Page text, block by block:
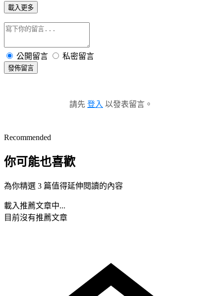
載入更多
公開留言 私密留言
發佈留言
請先 登入 以發表留言。
Recommended
你可能也喜歡
為你精選 3 篇值得延伸閱讀的內容
載入推薦文章中...
目前沒有推薦文章